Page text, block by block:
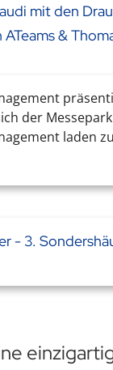
mit den
&
der
laden
- 3.